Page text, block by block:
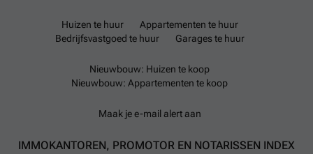
Huizen te huur
Appartementen te huur
Bedrijfsvastgoed te huur
Garages te huur
Nieuwbouw: Huizen te koop
Nieuwbouw: Appartementen te koop
Maak je e-mail alert aan
IMMOKANTOREN, PROMOTOR EN NOTARISSEN INDEX